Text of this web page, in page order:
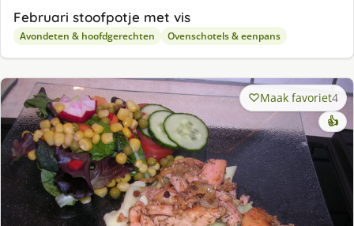
Februari stoofpotje met vis
Avondeten & hoofdgerechten Ovenschotels & eenpans
Maak favoriet4
👍